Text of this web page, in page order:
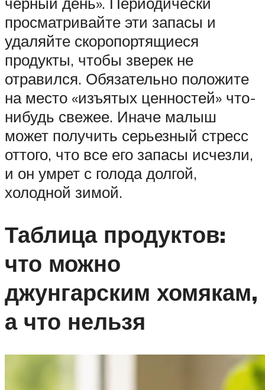
просматривайте эти запасы и
удаляйте скоропортящиеся
продукты, чтобы зверек не
отравился. Обязательно положите
на место «изъятых ценностей» что-
нибудь свежее. Иначе малыш
может получить серьезный стресс
оттого, что все его запасы исчезли,
и он умрет с голода долгой,
холодной зимой.
Таблица продуктов:
что можно
джунгарским хомякам,
а что нельзя